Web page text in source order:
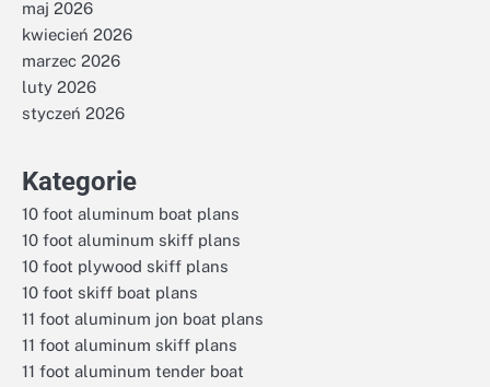
maj 2026
kwiecień 2026
marzec 2026
luty 2026
styczeń 2026
Kategorie
10 foot aluminum boat plans
10 foot aluminum skiff plans
10 foot plywood skiff plans
10 foot skiff boat plans
11 foot aluminum jon boat plans
11 foot aluminum skiff plans
11 foot aluminum tender boat